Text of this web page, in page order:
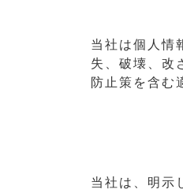
当社は個人情
失、破壊、改
防止策を含む
当社は、明示